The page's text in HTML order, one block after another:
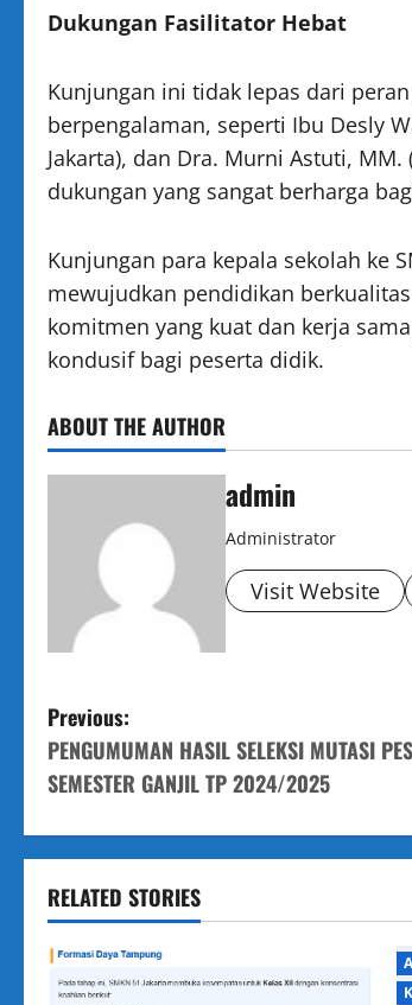
Dukungan Fasilitator Hebat
Kunjungan ini tidak lepas dari
berpengalaman, seperti Ibu Desly
Jakarta), dan Dra. Murni Astuti,
dukungan yang sangat berharga
Kunjungan para kepala sekolah ke
mewujudkan pendidikan
komitmen yang kuat dan kerja
kondusif bagi peserta didik.
ABOUT THE AUTHOR
admin
Administrator
Visit Website
P
o
s
t
n
a
Previous:
PENGUMUMAN HASIL SELEKSI MUTASI
SEMESTER GANJIL TP 2024/2025
RELATED STORIES